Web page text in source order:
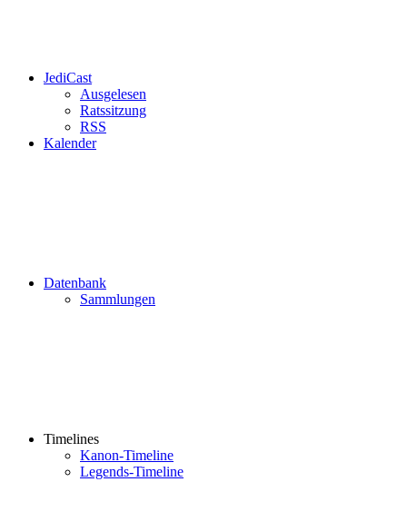
JediCast
Ausgelesen
Ratssitzung
RSS
Kalender
Datenbank
Sammlungen
Timelines
Kanon-Timeline
Legends-Timeline